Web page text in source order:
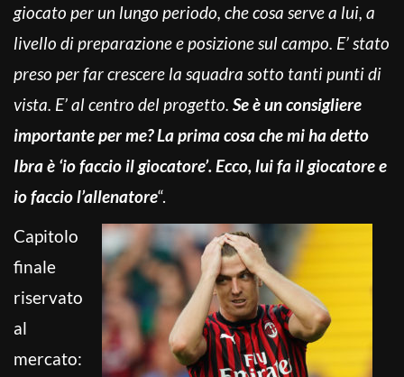
giocato per un lungo periodo, che cosa serve a lui, a
livello di preparazione e posizione sul campo. E’ stato
preso per far crescere la squadra sotto tanti punti di
vista. E’ al centro del progetto. Se è un consigliere
importante per me? La prima cosa che mi ha detto
Ibra è ‘io faccio il giocatore’. Ecco, lui fa il giocatore e
io faccio l’allenatore“.
Capitolo
finale
riservato
al
mercato: